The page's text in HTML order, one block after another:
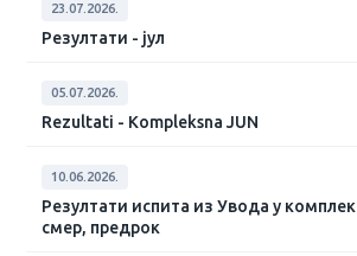
23.07.2026.
Резултати - јул
05.07.2026.
Rezultati - Kompleksna JUN
10.06.2026.
Резултати испита из Увода у
смер, предрок